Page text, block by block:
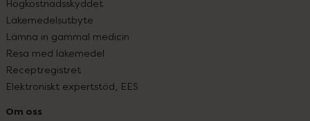
Högkostnadsskyddet
Läkemedelsutbyte
Lämna in gammal medicin
Resa med läkemedel
Receptregistret
Elektroniskt expertstöd, EES
Om oss